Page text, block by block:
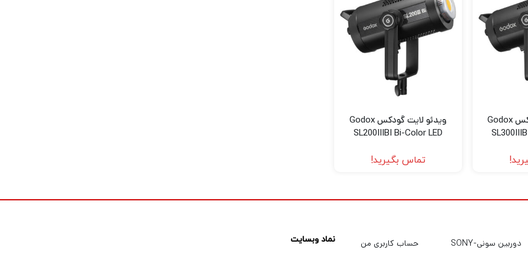
و با بالاترین کیفیت ممکن نمایش داده شوند؛ ویژگی مهم برای فیلم‌برداری تجاری، غذا، پوشاک، مصاحبه
قابل تنظیم است.
دقیقاً همان نوردهی موردنیاز صحنه را ایجاد کنید؛ چه نور نرم بخواهید، چه نور شدید و مستقیم.
شبیه‌سازی آتش و… برای ساخت صحنه‌های پویا و سینمایی طراحی شده‌اند.
ویدئو لایت گودکس Godox
ویدئو لایت گودکس Godox
SL200IIIBI Bi-Color LED
تماس بگیرید!
دوربین سونی-SONY حساب کاربری من نماد وبسایت